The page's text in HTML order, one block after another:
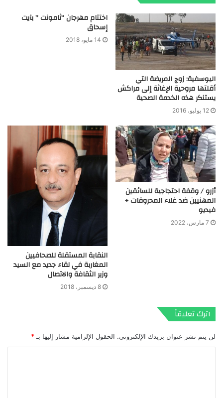
اليوسفية: زوج المريضة التي
أقلتها مروحية الإغاثة إلى مراكش
يستنكر هذه الخدمة الصحية
12 يوليو، 2016
اختتام مهرجان “ثامونت ” بآيت
إسحاق
14 مايو، 2018
أزرو / وقفة احتجاجية للسائقين
المهنيين ضد غلاء المحروقات +
فيديو
7 مارس، 2022
النقابة المستقلة للصحافيين
المغاربة في لقاء جديد مع السيد
وزير الثقافة والاتصال
8 ديسمبر، 2018
اترك تعليقاً
لن يتم نشر عنوان بريدك الإلكتروني. الحقول الإلزامية مشار إليها بـ *